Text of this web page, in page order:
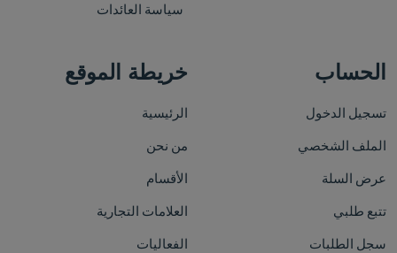
سياسة العائدات
الحساب
تسجيل الدخول
الملف الشخصي
عرض السلة
تتبع طلبي
سجل الطلبات
خريطة الموقع
الرئيسية
من نحن
الأقسام
العلامات التجارية
الفعاليات